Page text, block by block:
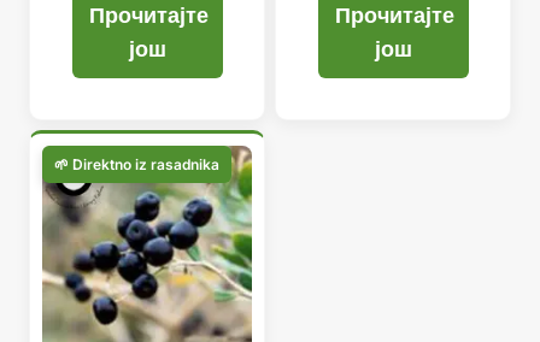
Прочитајте
још
Прочитајте
још